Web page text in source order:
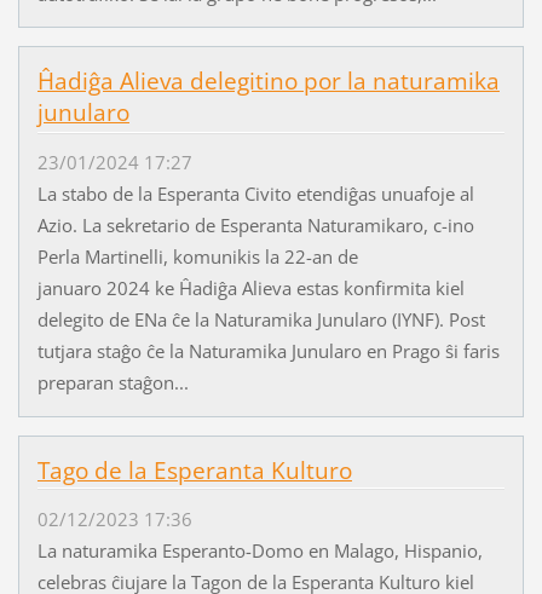
Ĥadiĝa Alieva delegitino por la naturamika
junularo
23/01/2024 17:27
La stabo de la Esperanta Civito etendiĝas unuafoje al
Azio. La sekretario de Esperanta Naturamikaro, c-ino
Perla Martinelli, komunikis la 22-an de
januaro 2024 ke Ĥadiĝa Alieva estas konfirmita kiel
delegito de ENa ĉe la Naturamika Junularo (IYNF). Post
tutjara staĝo ĉe la Naturamika Junularo en Prago ŝi faris
preparan staĝon...
Tago de la Esperanta Kulturo
02/12/2023 17:36
La naturamika Esperanto-Domo en Malago, Hispanio,
celebras ĉiujare la Tagon de la Esperanta Kulturo kiel